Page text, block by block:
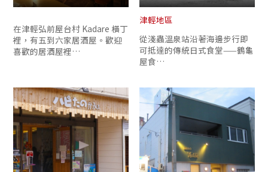
在津輕弘前屋台村 Kadare 橫丁
裡，有五到六家居酒屋。歡迎
喜歡的居酒屋裡…
津輕地區
從淺蟲溫泉站沿著海邊步行即
可抵達的傳統日式食堂——鶴龜
屋食…